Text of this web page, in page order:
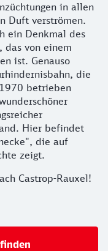
in allen
Duft verströmen.
ein Denkmal des
das von einem
ist. Genauso
die
betrieben
Hier befindet
die auf
zeigt.
Castrop-Rauxel!